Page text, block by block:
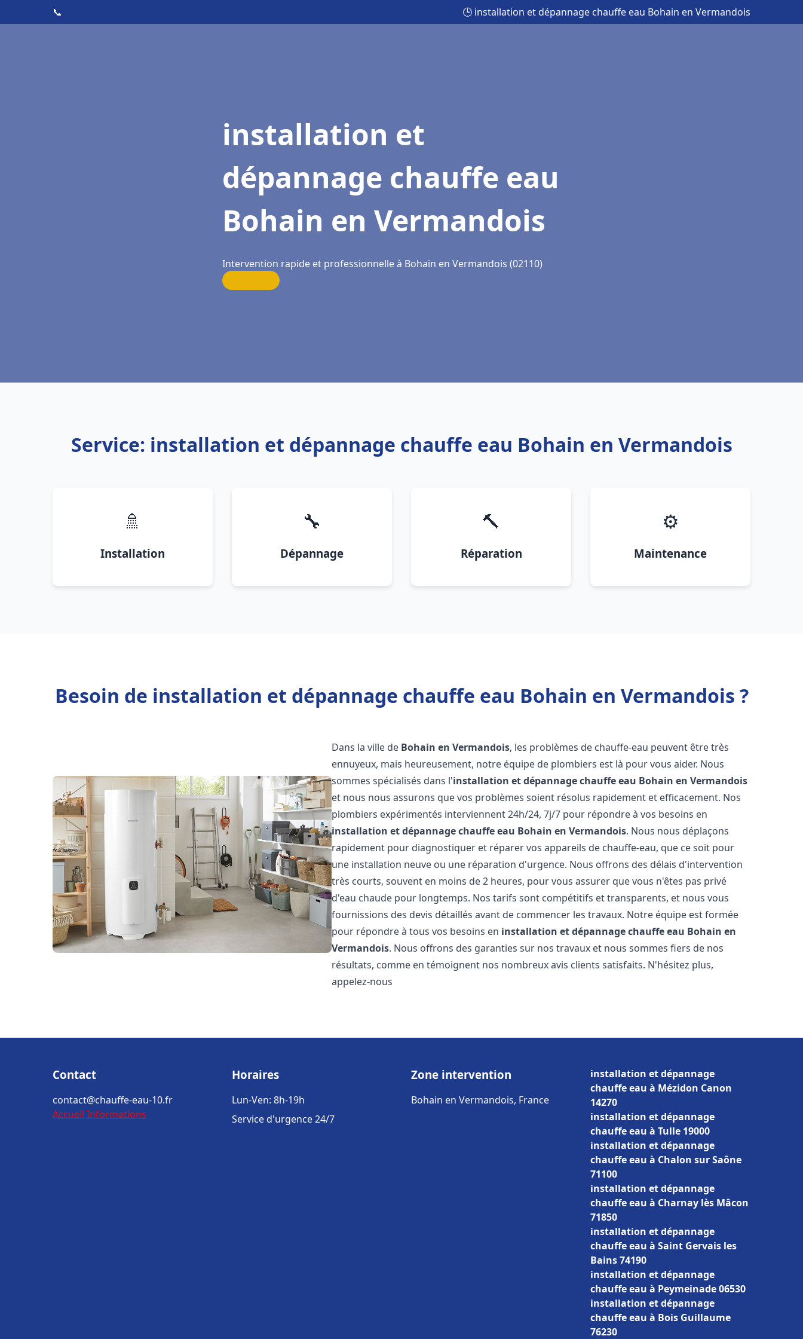
📞 🕒 installation et dépannage chauffe eau Bohain en Vermandois
installation et
dépannage chauffe eau
Bohain en Vermandois
Intervention rapide et professionnelle à Bohain en Vermandois (02110)
Service: installation et dépannage chauffe eau Bohain en Vermandois
🚿
Installation
🔧
Dépannage
🔨
Réparation
⚙️
Maintenance
Besoin de installation et dépannage chauffe eau Bohain en Vermandois ?
Dans la ville de Bohain en Vermandois, les problèmes de chauffe-eau peuvent être très
ennuyeux, mais heureusement, notre équipe de plombiers est là pour vous aider. Nous
sommes spécialisés dans l'installation et dépannage chauffe eau Bohain en Vermandois
et nous nous assurons que vos problèmes soient résolus rapidement et efficacement. Nos
plombiers expérimentés interviennent 24h/24, 7j/7 pour répondre à vos besoins en
installation et dépannage chauffe eau Bohain en Vermandois. Nous nous déplaçons
rapidement pour diagnostiquer et réparer vos appareils de chauffe-eau, que ce soit pour
une installation neuve ou une réparation d'urgence. Nous offrons des délais d'intervention
très courts, souvent en moins de 2 heures, pour vous assurer que vous n'êtes pas privé
d'eau chaude pour longtemps. Nos tarifs sont compétitifs et transparents, et nous vous
fournissions des devis détaillés avant de commencer les travaux. Notre équipe est formée
pour répondre à tous vos besoins en installation et dépannage chauffe eau Bohain en
Vermandois. Nous offrons des garanties sur nos travaux et nous sommes fiers de nos
résultats, comme en témoignent nos nombreux avis clients satisfaits. N'hésitez plus,
appelez-nous
Contact
contact@chauffe-eau-10.fr
Accueil Informations
Horaires
Lun-Ven: 8h-19h
Service d'urgence 24/7
Zone intervention
Bohain en Vermandois, France
installation et dépannage
chauffe eau à Mézidon Canon
14270
installation et dépannage
chauffe eau à Tulle 19000
installation et dépannage
chauffe eau à Chalon sur Saône
71100
installation et dépannage
chauffe eau à Charnay lès Mâcon
71850
installation et dépannage
chauffe eau à Saint Gervais les
Bains 74190
installation et dépannage
chauffe eau à Peymeinade 06530
installation et dépannage
chauffe eau à Bois Guillaume
76230